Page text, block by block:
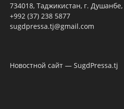
734018, Таджикистан, г.
+992 (37) 238 5877
sugdpressa.tj@gmail.com
Новостной сайт — SugdPressa.tj